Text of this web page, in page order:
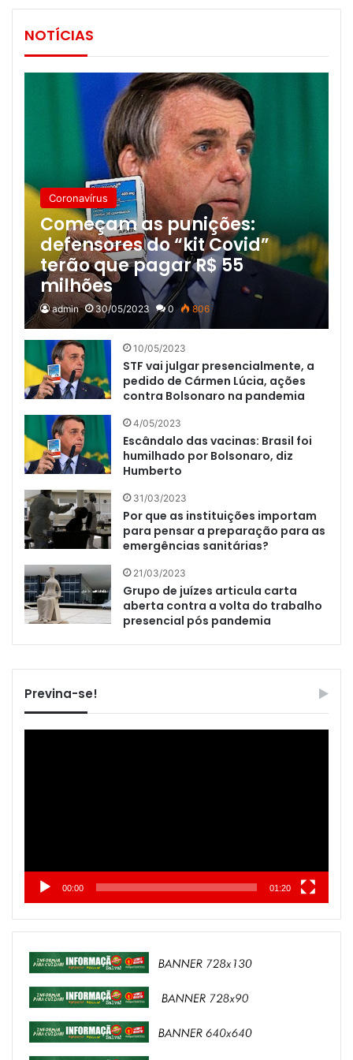
NOTÍCIAS
Coronavírus
Começam as punições:
defensores do “kit Covid”
terão que pagar R$ 55
milhões
admin 30/05/2023 0 806
10/05/2023
STF vai julgar presencialmente, a
pedido de Cármen Lúcia, ações
contra Bolsonaro na pandemia
4/05/2023
Escândalo das vacinas: Brasil foi
humilhado por Bolsonaro, diz
Humberto
31/03/2023
Por que as instituições importam
para pensar a preparação para as
emergências sanitárias?
21/03/2023
Grupo de juízes articula carta
aberta contra a volta do trabalho
presencial pós pandemia
Previna-se!
00:00 01:20